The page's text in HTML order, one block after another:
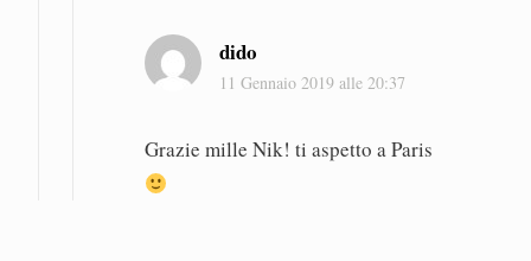
dido
11 Gennaio 2019 alle 20:37
Grazie mille Nik! ti aspetto a Paris